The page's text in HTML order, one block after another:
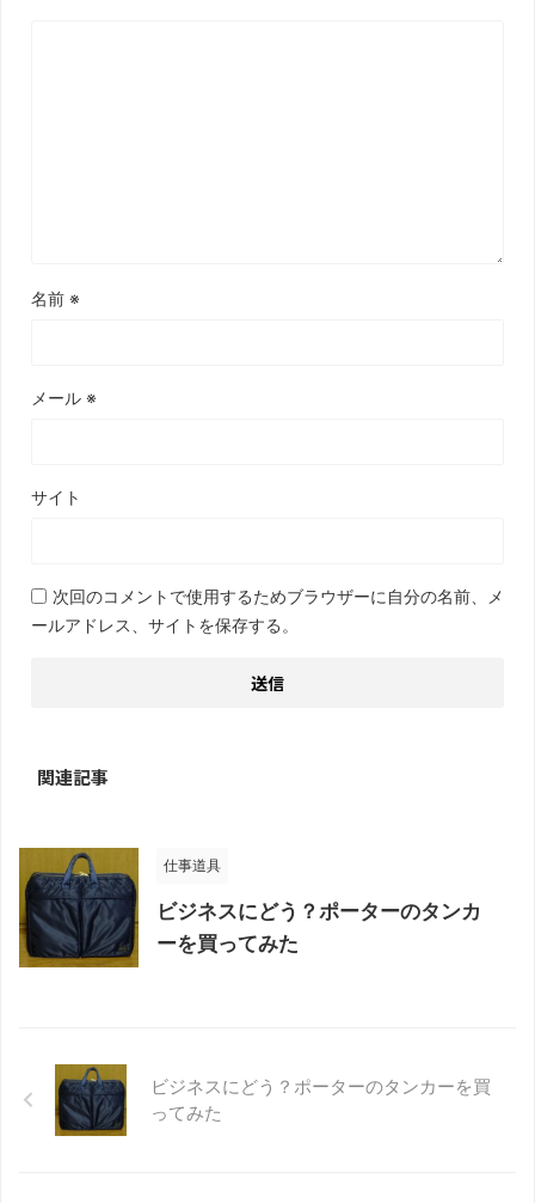
名前 ※
メール ※
サイト
次回のコメントで使用するためブラウザーに自分の名前、メ
ールアドレス、サイトを保存する。
関連記事
仕事道具
ビジネスにどう？ポーターのタンカ
ーを買ってみた
ビジネスにどう？ポーターのタンカーを買
ってみた